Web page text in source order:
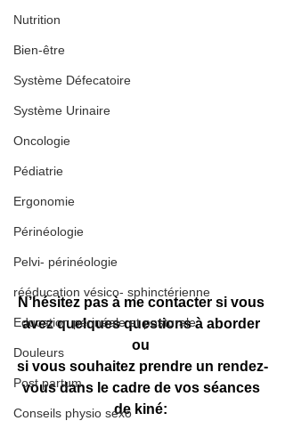
Nutrition
Bien-être
Système Défecatoire
Système Urinaire
Oncologie
Pédiatrie
Ergonomie
Périnéologie
Pelvi- périnéologie
rééducation vésico- sphinctérienne
Education périnéale et posturale
Douleurs
Post partum
Conseils physio sexo
N’hésitez pas à me contacter si vous
avez quelques questions à aborder
ou
si vous souhaitez prendre un rendez-
vous dans le cadre de vos séances
de kiné: